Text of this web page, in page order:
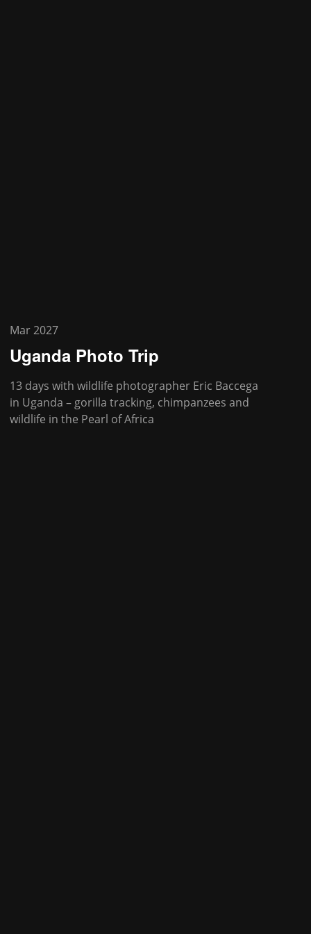
Mar 2027
Uganda Photo Trip
13 days with wildlife photographer Eric Baccega
in Uganda – gorilla tracking, chimpanzees and
wildlife in the Pearl of Africa